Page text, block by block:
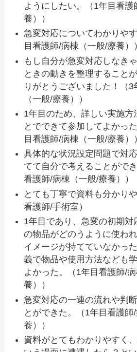
ようにしたい。（1年目看護
養））
急変対応についてわかりや
目看護師/病棟（一般/療養）
もし自分が急変対応しなき
ときの動きを整理すること
りがとうございました！（
（一般/療養））
1年目のため、詳しい実施方
とでできて参加してよかっ
目看護師/病棟（一般/療養）
具体的な状況設定問題で対
てて自分で考えることがで
看護師/病棟（一般/療養））
とても丁寧で資料も分かり
看護師/手術室）
1年目であり、急変の初期対
の物品がどのうように使わ
イメージが持てていなかっ
義で物品や使用方法なども
よかった。（1年目看護師/
養））
急変対応の一連の流れや判
とができた。（1年目看護師
養））
資料がとてもわかりやすく